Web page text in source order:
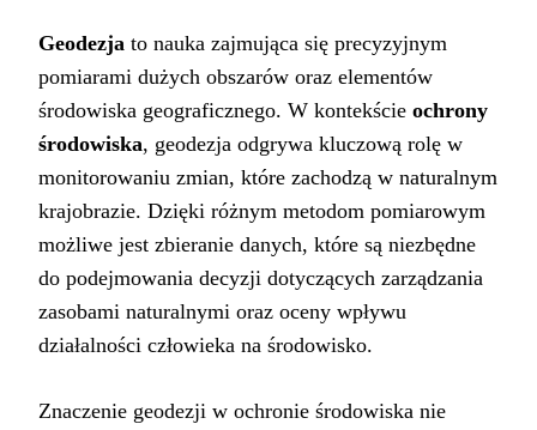
Geodezja to nauka zajmująca się precyzyjnym
pomiarami dużych obszarów oraz elementów
środowiska geograficznego. W kontekście ochrony
środowiska, geodezja odgrywa kluczową rolę w
monitorowaniu zmian, które zachodzą w naturalnym
krajobrazie. Dzięki różnym metodom pomiarowym
możliwe jest zbieranie danych, które są niezbędne
do podejmowania decyzji dotyczących zarządzania
zasobami naturalnymi oraz oceny wpływu
działalności człowieka na środowisko.
Znaczenie geodezji w ochronie środowiska nie